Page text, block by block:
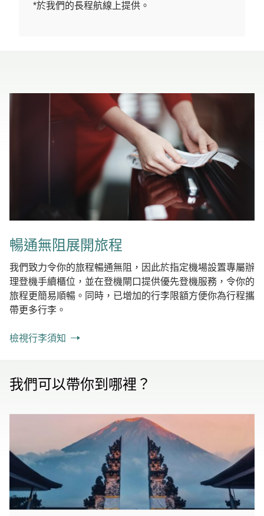
*於我們的長程航線上提供。
暢通無阻展開旅程
我們致力令你的旅程暢通無阻，因此於指定機場設置專屬辦
理登機手續櫃位，並在登機閘口提供優先登機服務，令你的
旅程更簡易順暢。同時，已增加的行李限額方便你為行程攜
帶更多行李。
檢視行李須知
我們可以帶你到哪裡？